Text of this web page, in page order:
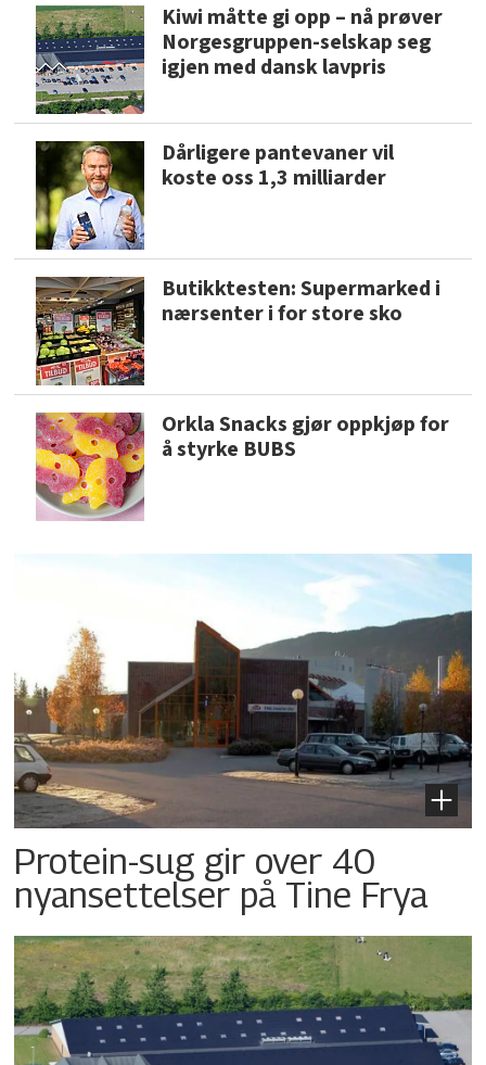
Kiwi måtte gi opp – nå prøver
Norgesgruppen-selskap seg
igjen med dansk lavpris
Dårligere pantevaner vil
koste oss 1,3 milliarder
Butikktesten: Supermarked i
nærsenter i for store sko
Orkla Snacks gjør oppkjøp for
å styrke BUBS
Protein-sug gir over 40
nyansettelser på Tine Frya